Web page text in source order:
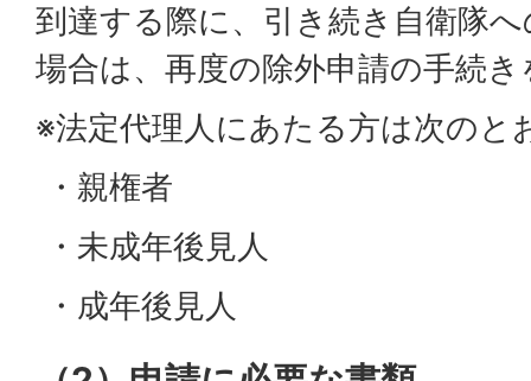
到達する際に、引き続き自衛隊
場合は、再度の除外申請の手続
※法定代理人にあたる方は次のと
・親権者
・未成年後見人
・成年後見人